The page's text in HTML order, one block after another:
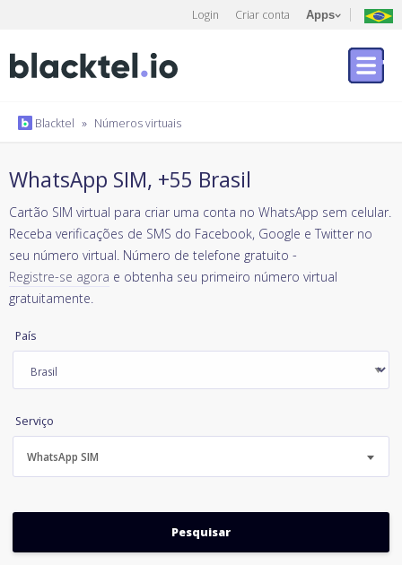
Login Criar conta Apps
Blacktel » Números virtuais
WhatsApp SIM, +55 Brasil
Cartão SIM virtual para criar uma conta no WhatsApp sem celular.
Receba verificações de SMS do Facebook, Google e Twitter no
seu número virtual. Número de telefone gratuito -
Registre-se agora e obtenha seu primeiro número virtual
gratuitamente.
País
Serviço
WhatsApp SIM